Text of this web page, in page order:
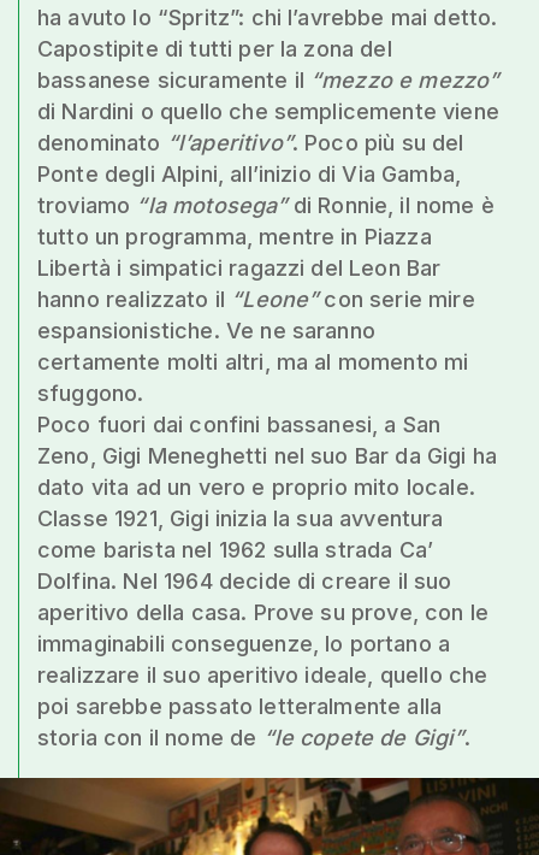
ha avuto lo “Spritz”: chi l’avrebbe mai detto.
Capostipite di tutti per la zona del
bassanese sicuramente il “mezzo e mezzo”
di Nardini o quello che semplicemente viene
denominato “l’aperitivo”. Poco più su del
Ponte degli Alpini, all’inizio di Via Gamba,
troviamo “la motosega”di Ronnie, il nome è
tutto un programma, mentre in Piazza
Libertà i simpatici ragazzi del Leon Bar
hanno realizzato il “Leone”con serie mire
espansionistiche. Ve ne saranno
certamente molti altri, ma al momento mi
sfuggono.
Poco fuori dai confini bassanesi, a San
Zeno, Gigi Meneghetti nel suo Bar da Gigi ha
dato vita ad un vero e proprio mito locale.
Classe 1921, Gigi inizia la sua avventura
come barista nel 1962 sulla strada Ca’
Dolfina. Nel 1964 decide di creare il suo
aperitivo della casa. Prove su prove, con le
immaginabili conseguenze, lo portano a
realizzare il suo aperitivo ideale, quello che
poi sarebbe passato letteralmente alla
storia con il nome de “le copete de Gigi”.